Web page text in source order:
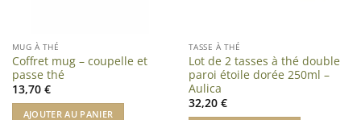
MUG À THÉ
Coffret mug – coupelle et
passe thé
13,70 €
AJOUTER AU PANIER
TASSE À THÉ
Lot de 2 tasses à thé double
paroi étoile dorée 250ml –
Aulica
32,20 €